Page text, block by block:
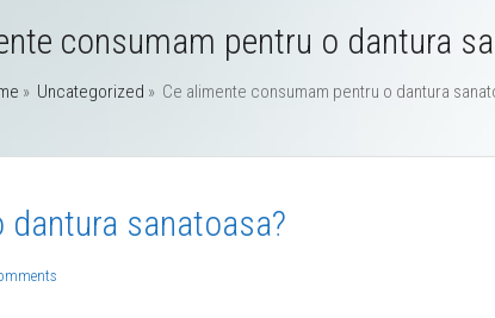
consumam pentru o dantura
» Uncategorized » Ce alimente consumam pentru o dantura
sanatoasa?